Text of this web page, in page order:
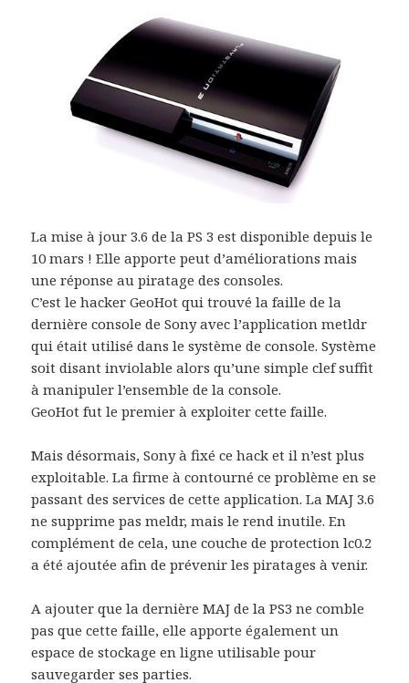
La mise à jour 3.6 de la PS 3 est disponible depuis le
10 mars ! Elle apporte peut d’améliorations mais
une réponse au piratage des consoles.
C’est le hacker GeoHot qui trouvé la faille de la
dernière console de Sony avec l’application metldr
qui était utilisé dans le système de console. Système
soit disant inviolable alors qu’une simple clef suffit
à manipuler l’ensemble de la console.
GeoHot fut le premier à exploiter cette faille.
Mais désormais, Sony à fixé ce hack et il n’est plus
exploitable. La firme à contourné ce problème en se
passant des services de cette application. La MAJ 3.6
ne supprime pas meldr, mais le rend inutile. En
complément de cela, une couche de protection lc0.2
a été ajoutée afin de prévenir les piratages à venir.
A ajouter que la dernière MAJ de la PS3 ne comble
pas que cette faille, elle apporte également un
espace de stockage en ligne utilisable pour
sauvegarder ses parties.